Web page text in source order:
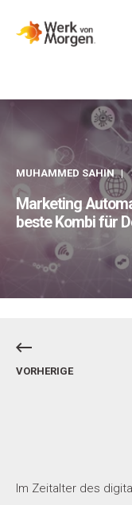
MUHAMMED SAHIN
Marketing
beste Kombi für
VORHERIGE
Im Zeitalter des